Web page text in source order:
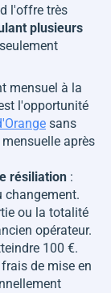
l'offre très
plusieurs
mensuel à la
l'opportunité
sans
après
résiliation :
changement.
ou la totalité
opérateur.
100 €.
frais de mise en